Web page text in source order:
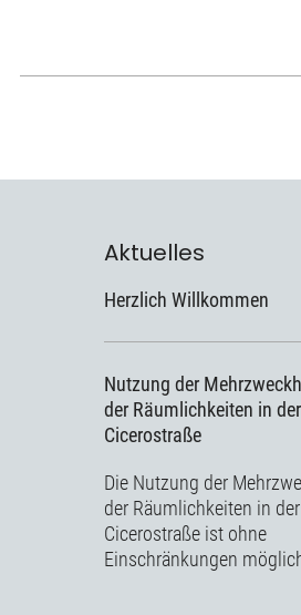
Aktuelles
Herzlich Willkommen
Nutzung der
der Räumlichkeiten in der
Cicerostraße
Die Nutzung der
der Räumlichkeiten in der
Cicerostraße ist ohne
Einschränkungen